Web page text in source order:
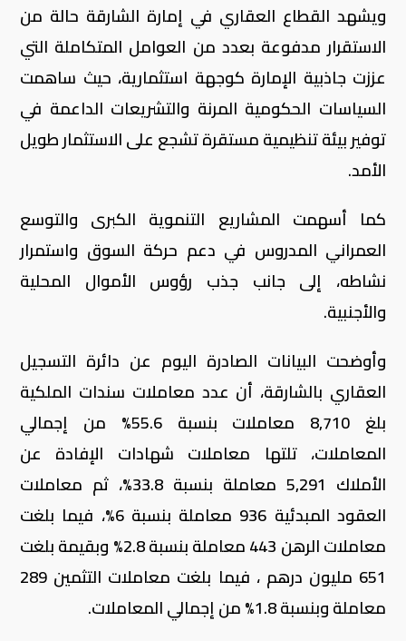
ويشهد القطاع العقاري في إمارة الشارقة حالة من
الاستقرار مدفوعة بعدد من العوامل المتكاملة التي
عززت جاذبية الإمارة كوجهة استثمارية، حيث ساهمت
السياسات الحكومية المرنة والتشريعات الداعمة في
توفير بيئة تنظيمية مستقرة تشجع على الاستثمار طويل
الأمد.
كما أسهمت المشاريع التنموية الكبرى والتوسع
العمراني المدروس في دعم حركة السوق واستمرار
نشاطه، إلى جانب جذب رؤوس الأموال المحلية
والأجنبية.
وأوضحت البيانات الصادرة اليوم عن دائرة التسجيل
العقاري بالشارقة، أن عدد معاملات سندات الملكية
بلغ 8,710 معاملات بنسبة 55.6% من إجمالي
المعاملات، تلتها معاملات شهادات الإفادة عن
الأملاك 5,291 معاملة بنسبة 33.8%، ثم معاملات
العقود المبدئية 936 معاملة بنسبة 6%، فيما بلغت
معاملات الرهن 443 معاملة بنسبة 2.8% وبقيمة بلغت
651 مليون درهم ، فيما بلغت معاملات التثمين 289
معاملة وبنسبة 1.8% من إجمالي المعاملات.